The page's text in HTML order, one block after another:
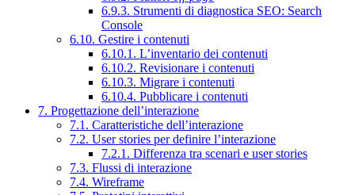
6.9.3. Strumenti di diagnostica SEO: Search
Console
6.10. Gestire i contenuti
6.10.1. L’inventario dei contenuti
6.10.2. Revisionare i contenuti
6.10.3. Migrare i contenuti
6.10.4. Pubblicare i contenuti
7. Progettazione dell’interazione
7.1. Caratteristiche dell’interazione
7.2. User stories per definire l’interazione
7.2.1. Differenza tra scenari e user stories
7.3. Flussi di interazione
7.4. Wireframe